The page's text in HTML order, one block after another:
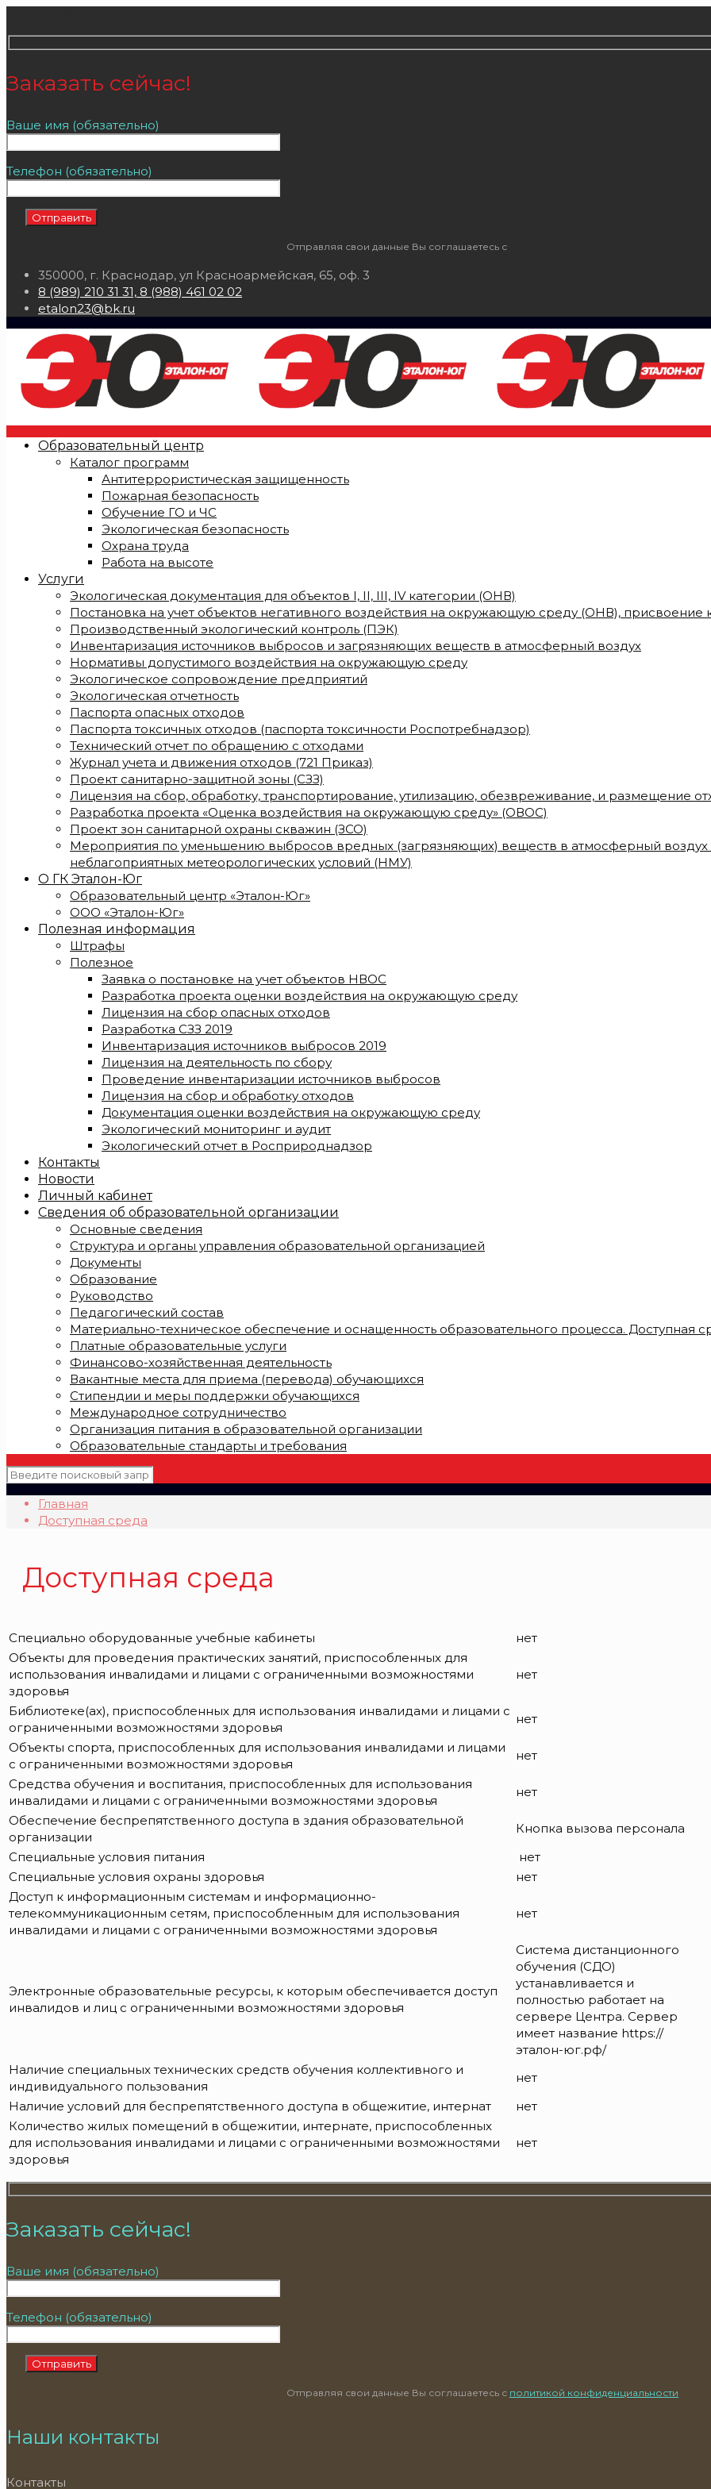
Заказать сейчас!
Ваше имя (обязательно)
Телефон (обязательно)
Отправляя свои данные Вы соглашаетесь с
350000, г. Краснодар, ул Красноармейская, 65, оф. 3
8 (989) 210 31 31, 8 (988) 461 02 02
etalon23@bk.ru
Образовательный центр
Каталог программ
Антитеррористическая защищенность
Пожарная безопасность
Обучение ГО и ЧС
Экологическая безопасность
Охрана труда
Работа на высоте
Услуги
Экологическая документация для объектов I, II, III, IV категории (ОНВ)
Постановка на учет объектов негативного воздействия на окружающую среду (ОНВ), присвоение
Производственный экологический контроль (ПЭК)
Инвентаризация источников выбросов и загрязняющих веществ в атмосферный воздух
Нормативы допустимого воздействия на окружающую среду
Экологическое сопровождение предприятий
Экологическая отчетность
Паспорта опасных отходов
Паспорта токсичных отходов (паспорта токсичности Роспотребнадзор)
Технический отчет по обращению с отходами
Журнал учета и движения отходов (721 Приказ)
Проект санитарно-защитной зоны (СЗЗ)
Лицензия на сбор, обработку, транспортирование, утилизацию, обезвреживание, и размещение
Разработка проекта «Оценка воздействия на окружающую среду» (ОВОС)
Проект зон санитарной охраны скважин (ЗСО)
Мероприятия по уменьшению выбросов вредных (загрязняющих) веществ в атмосферный
неблагоприятных метеорологических условий (НМУ)
О ГК Эталон-Юг
Образовательный центр «Эталон-Юг»
ООО «Эталон-Юг»
Полезная информация
Штрафы
Полезное
Заявка о постановке на учет объектов НВОС
Разработка проекта оценки воздействия на окружающую среду
Лицензия на сбор опасных отходов
Разработка СЗЗ 2019
Инвентаризация источников выбросов 2019
Лицензия на деятельность по сбору
Проведение инвентаризации источников выбросов
Лицензия на сбор и обработку отходов
Документация оценки воздействия на окружающую среду
Экологический мониторинг и аудит
Экологический отчет в Росприроднадзор
Контакты
Новости
Личный кабинет
Сведения об образовательной организации
Основные сведения
Структура и органы управления образовательной организацией
Документы
Образование
Руководство
Педагогический состав
Материально-техническое обеспечение и оснащенность образовательного процесса. Доступная
Платные образовательные услуги
Финансово-хозяйственная деятельность
Вакантные места для приема (перевода) обучающихся
Стипендии и меры поддержки обучающихся
Международное сотрудничество
Организация питания в образовательной организации
Образовательные стандарты и требования
Главная
Доступная среда
Доступная среда
Специально оборудованные учебные кабинеты
нет
Объекты для проведения практических занятий, приспособленных для
использования инвалидами и лицами с ограниченными возможностями
здоровья
нет
Библиотеке(ах), приспособленных для использования инвалидами и лицами с
ограниченными возможностями здоровья
нет
Объекты спорта, приспособленных для использования инвалидами и лицами
с ограниченными возможностями здоровья
нет
Средства обучения и воспитания, приспособленных для использования
инвалидами и лицами с ограниченными возможностями здоровья
нет
Обеспечение беспрепятственного доступа в здания образовательной
организации
Кнопка вызова персонала
Специальные условия питания
нет
Специальные условия охраны здоровья
нет
Доступ к информационным системам и информационно-
телекоммуникационным сетям, приспособленным для использования
инвалидами и лицами с ограниченными возможностями здоровья
нет
Электронные образовательные ресурсы, к которым обеспечивается доступ
инвалидов и лиц с ограниченными возможностями здоровья
Система дистанционного
обучения (СДО)
устанавливается и
полностью работает на
сервере Центра. Сервер
имеет название https://
эталон-юг.рф/
Наличие специальных технических средств обучения коллективного и
индивидуального пользования
нет
Наличие условий для беспрепятственного доступа в общежитие, интернат
нет
Количество жилых помещений в общежитии, интернате, приспособленных
для использования инвалидами и лицами с ограниченными возможностями
здоровья
нет
Заказать сейчас!
Ваше имя (обязательно)
Телефон (обязательно)
Отправляя свои данные Вы соглашаетесь с политикой конфиденциальности
Наши контакты
Контакты